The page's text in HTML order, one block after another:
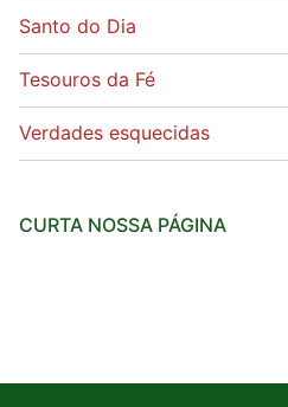
Santo do Dia
Tesouros da Fé
Verdades esquecidas
CURTA NOSSA PÁGINA